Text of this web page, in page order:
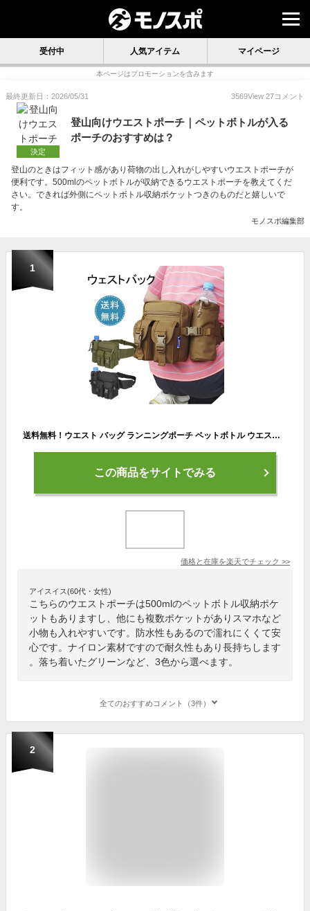
受付中 人気アイテム マイページ
本ページはプロモーションを含みます
最終更新日：2026/05/31 3569View 27コメント
決定
登山向けウエストポーチ｜ペットボトルが入る
ポーチのおすすめは？
登山のときはフィット感があり荷物の出し入れがしやすいウエストポーチが
便利です。500mlのペットボトルが収納できるウエストポーチを教えてくだ
さい。できれば外側にペットボトル収納ポケットつきのものだと嬉しいで
す。
モノスポ編集部
1
送料無料！ウエスト バッグ ランニングポーチ ペットボトル ウエスト ペットボトル スマホ 大容量 ランニングバック ジョギングポーチ ランナーポーチ ウエストポーチ メンズ レディース おしゃれ 大きめ 介護 仕事 スポーツ 多機能 釣り 登山 ランニング用 旅行 ゴルフ
この商品をサイトでみる
価格と在庫を楽天でチェック >>
アイスイス(60代・女性)
こちらのウエストポーチは500mlのペットボトル収納ポケ
ットもありますし、他にも複数ポケットがありスマホなど
小物も入れやすいです。防水性もあるので濡れにくくて安
心です。ナイロン素材ですので耐久性もあり長持ちします
。落ち着いたグリーンなど、3色から選べます。
全てのおすすめコメント（3件）
2